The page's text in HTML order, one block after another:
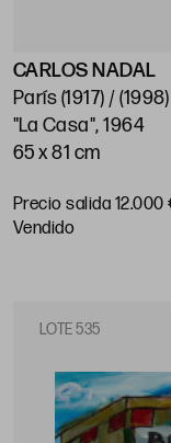
CARLOS NADAL
París (1917) / (1998)
"La Casa", 1964
65 x 81 cm
Precio salida 12.000
vendido
LOTE 535